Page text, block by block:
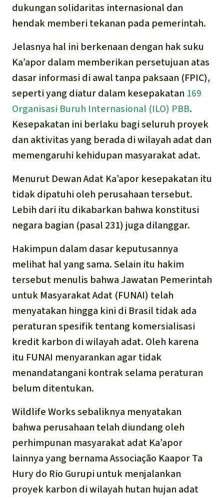
dukungan solidaritas internasional dan
hendak memberi tekanan pada pemerintah.
Jelasnya hal ini berkenaan dengan hak suku
Ka’apor dalam memberikan persetujuan atas
dasar informasi di awal tanpa paksaan (FPIC),
seperti yang diatur dalam kesepakatan 169
Organisasi Buruh Internasional (ILO) PBB.
Kesepakatan ini berlaku bagi seluruh proyek
dan aktivitas yang berada di wilayah adat dan
memengaruhi kehidupan masyarakat adat.
Menurut Dewan Adat Ka’apor kesepakatan itu
tidak dipatuhi oleh perusahaan tersebut.
Lebih dari itu dikabarkan bahwa konstitusi
negara bagian (pasal 231) juga dilanggar.
Hakimpun dalam dasar keputusannya
melihat hal yang sama. Selain itu hakim
tersebut menulis bahwa Jawatan Pemerintah
untuk Masyarakat Adat (FUNAI) telah
menyatakan hingga kini di Brasil tidak ada
peraturan spesifik tentang komersialisasi
kredit karbon di wilayah adat. Oleh karena
itu FUNAI menyarankan agar tidak
menandatangani kontrak selama peraturan
belum ditentukan.
Wildlife Works sebaliknya menyatakan
bahwa perusahaan telah diundang oleh
perhimpunan masyarakat adat Ka’apor
lainnya yang bernama Associação Kaapor Ta
Hury do Rio Gurupi untuk menjalankan
proyek karbon di wilayah hutan hujan adat